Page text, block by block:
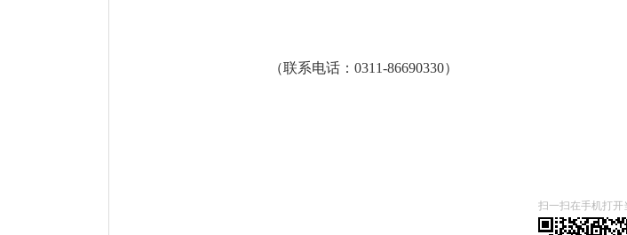
（联系电话：0311-86690330）
扫一扫在手机打开